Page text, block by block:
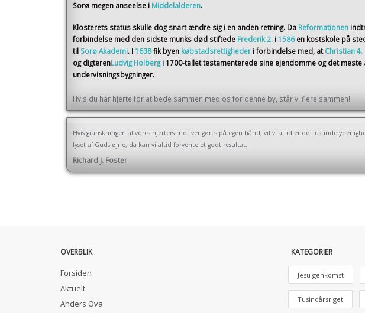
Sorø megen anseelse i Middelalderen.
Klosterets status skulle dog snart ændre sig i en anden retning. Da Reformationen
forbindelse med den sidste munks død stiftede Frederik 2. i 1586 en kostskole på
til Sorø Akademi. I 1638fik byen købstadsrettigheder i forbindelse med, at Christian 4.
og digterenLudvig Holberg i 1700-tallet testamenterede sine ejendomme og det
undervisningsbygninger.
Hvis du har hjerte for at bede sammen med os for denne by, står vi flere sammen!
Hvis granskningen af vores hjerters motiver gøres på egen hånd, vil vi altid ende i usunde
lyset af Guds øjne, da kan vi altid forvente et godt resultat.
Richard J. Foster
OVERBLIK
Forsiden
Aktuelt
Anders Ova
KATEGORIER
Jesu genkomst
Tusindårsriget